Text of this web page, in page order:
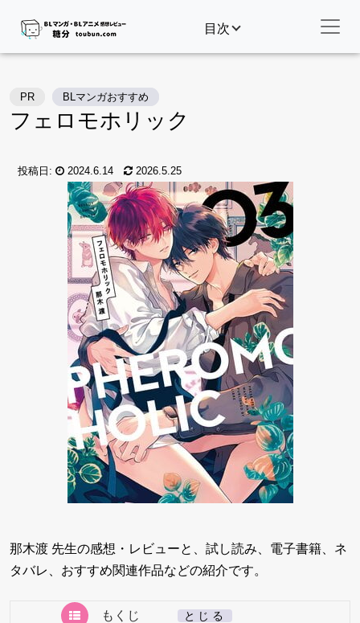
目次
PR BLマンガおすすめ
フェロモホリック
投稿日: 2024.6.14 2026.5.25
那木渡 先生の感想・レビューと、試し読み、電子書籍、ネ
タバレ、おすすめ関連作品などの紹介です。
もくじ とじる